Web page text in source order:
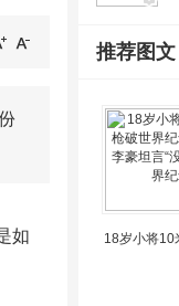
如
推荐图文
18岁小将10